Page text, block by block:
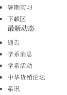
暑期实习
下载区
最新动态
通告
学系消息
学系活动
中华货殖论坛
系讯